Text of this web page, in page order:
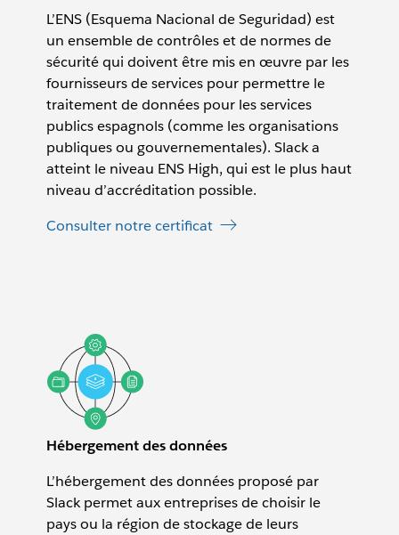
L’ENS (Esquema Nacional de Seguridad) est
un ensemble de contrôles et de normes de
sécurité qui doivent être mis en œuvre par les
fournisseurs de services pour permettre le
traitement de données pour les services
publics espagnols (comme les organisations
publiques ou gouvernementales). Slack a
atteint le niveau ENS High, qui est le plus haut
niveau d’accréditation possible.
Consulter notre certificat
Hébergement des données
L’hébergement des données proposé par
Slack permet aux entreprises de choisir le
pays ou la région de stockage de leurs